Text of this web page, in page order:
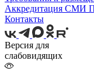
Аккредитация СМИ
Контакты
Версия для
слабовидящих